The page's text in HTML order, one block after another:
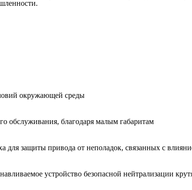
окружающей среды
обслуживания, благодаря малым габаритам
для защиты привода от неполадок, связанных с
устройство безопасной нейтрализации